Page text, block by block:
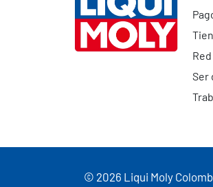
Ser
© 2026 Liqui Moly